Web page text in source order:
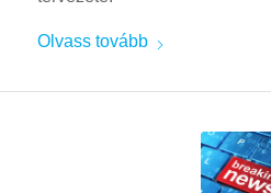
Olvass tovább